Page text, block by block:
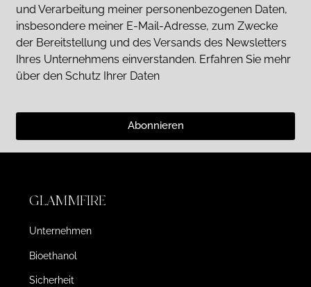
und Verarbeitung meiner personenbezogenen Daten,
insbesondere meiner E-Mail-Adresse, zum Zwecke
der Bereitstellung und des Versands des Newsletters
Ihres Unternehmens einverstanden. Erfahren Sie mehr
über den Schutz Ihrer Daten
Abonnieren
GLAMMFIRE
Unternehmen
Bioethanol
Sicherheit